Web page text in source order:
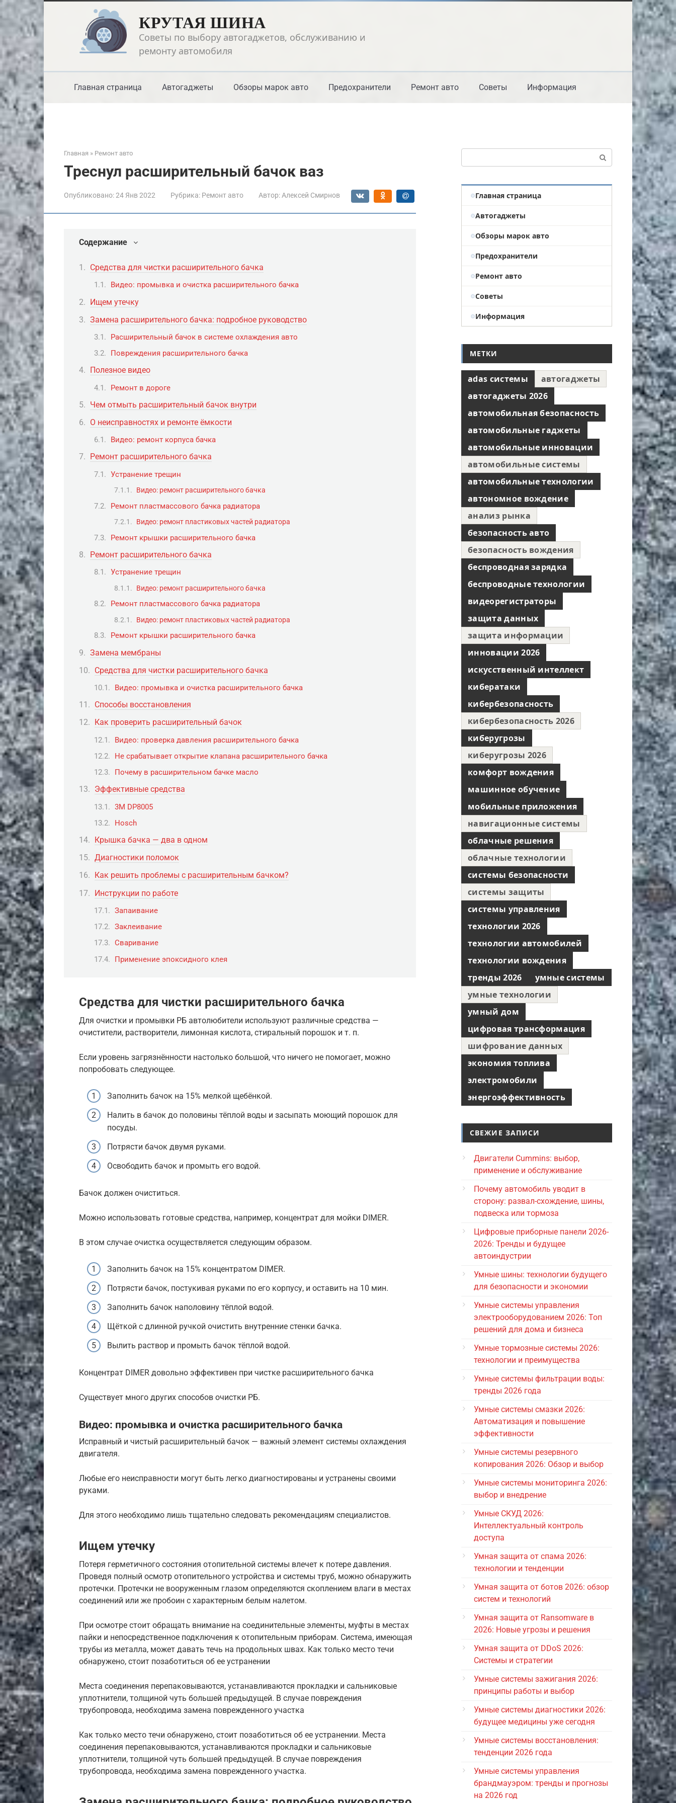
Перейти
к
контенту
КРУТАЯ ШИНА
Советы по выбору автогаджетов, обслуживанию и
ремонту автомобиля
Главная страница Автогаджеты Обзоры марок авто Предохранители Ремонт авто Советы Информация
Главная » Ремонт авто
Треснул расширительный бачок ваз
Опубликовано:24 Янв 2022 Рубрика: Ремонт авто Автор: Алексей Смирнов
Содержание
Средства для чистки расширительного бачка
Видео: промывка и очистка расширительного бачка
Ищем утечку
Замена расширительного бачка: подробное руководство
Расширительный бачок в системе охлаждения авто
Повреждения расширительного бачка
Полезное видео
Ремонт в дороге
Чем отмыть расширительный бачок внутри
О неисправностях и ремонте ёмкости
Видео: ремонт корпуса бачка
Ремонт расширительного бачка
Устранение трещин
Видео: ремонт расширительного бачка
Ремонт пластмассового бачка радиатора
Видео: ремонт пластиковых частей радиатора
Ремонт крышки расширительного бачка
Ремонт расширительного бачка
Устранение трещин
Видео: ремонт расширительного бачка
Ремонт пластмассового бачка радиатора
Видео: ремонт пластиковых частей радиатора
Ремонт крышки расширительного бачка
Замена мембраны
Средства для чистки расширительного бачка
Видео: промывка и очистка расширительного бачка
Способы восстановления
Как проверить расширительный бачок
Видео: проверка давления расширительного бачка
Не срабатывает открытие клапана расширительного бачка
Почему в расширительном бачке масло
Эффективные средства
3М DP8005
Hosch
Крышка бачка — два в одном
Диагностики поломок
Как решить проблемы с расширительным бачком?
Инструкции по работе
Запаивание
Заклеивание
Сваривание
Применение эпоксидного клея
Средства для чистки расширительного бачка
Для очистки и промывки РБ автолюбители используют различные средства —
очистители, растворители, лимонная кислота, стиральный порошок и т. п.
Если уровень загрязнённости настолько большой, что ничего не помогает, можно
попробовать следующее.
Заполнить бачок на 15% мелкой щебёнкой.
Налить в бачок до половины тёплой воды и засыпать моющий порошок для
посуды.
Потрясти бачок двумя руками.
Освободить бачок и промыть его водой.
Бачок должен очиститься.
Можно использовать готовые средства, например, концентрат для мойки DIMER.
В этом случае очистка осуществляется следующим образом.
Заполнить бачок на 15% концентратом DIMER.
Потрясти бачок, постукивая руками по его корпусу, и оставить на 10 мин.
Заполнить бачок наполовину тёплой водой.
Щёткой с длинной ручкой очистить внутренние стенки бачка.
Вылить раствор и промыть бачок тёплой водой.
Концентрат DIMER довольно эффективен при чистке расширительного бачка
Существует много других способов очистки РБ.
Видео: промывка и очистка расширительного бачка
Исправный и чистый расширительный бачок — важный элемент системы охлаждения
двигателя.
Любые его неисправности могут быть легко диагностированы и устранены своими
руками.
Для этого необходимо лишь тщательно следовать рекомендациям специалистов.
Ищем утечку
Потеря герметичного состояния отопительной системы влечет к потере давления.
Проведя полный осмотр отопительного устройства и системы труб, можно обнаружить
протечки. Протечки не вооруженным глазом определяются скоплением влаги в местах
соединений или же пробоин с характерным белым налетом.
При осмотре стоит обращать внимание на соединительные элементы, муфты в местах
пайки и непосредственное подключения к отопительным приборам. Система, имеющая
трубы из металла, может давать течь на продольных швах. Как только место течи
обнаружено, стоит позаботиться об ее устранении
Места соединения перепаковываются, устанавливаются прокладки и сальниковые
уплотнители, толщиной чуть большей предыдущей. В случае повреждения
трубопровода, необходима замена поврежденного участка
Как только место течи обнаружено, стоит позаботиться об ее устранении. Места
соединения перепаковываются, устанавливаются прокладки и сальниковые
уплотнители, толщиной чуть большей предыдущей. В случае повреждения
трубопровода, необходима замена поврежденного участка.
Главная страница
Автогаджеты
Обзоры марок авто
Предохранители
Ремонт авто
Советы
Информация
МЕТКИ
adas системы
автогаджеты
автогаджеты 2026
автомобильная безопасность
автомобильные гаджеты
автомобильные инновации
автомобильные системы
автомобильные технологии
автономное вождение
анализ рынка
безопасность авто
безопасность вождения
беспроводная зарядка
беспроводные технологии
видеорегистраторы
защита данных
защита информации
инновации 2026
искусственный интеллект
кибератаки
кибербезопасность
кибербезопасность 2026
киберугрозы
киберугрозы 2026
комфорт вождения
машинное обучение
мобильные приложения
навигационные системы
облачные решения
облачные технологии
системы безопасности
системы защиты
системы управления
технологии 2026
технологии автомобилей
технологии вождения
тренды 2026
умные системы
умные технологии
умный дом
цифровая трансформация
шифрование данных
экономия топлива
электромобили
энергоэффективность
СВЕЖИЕ ЗАПИСИ
Двигатели Cummins: выбор,
применение и обслуживание
Почему автомобиль уводит в
сторону: развал-схождение, шины,
подвеска или тормоза
Цифровые приборные панели 2026-
2026: Тренды и будущее
автоиндустрии
Умные шины: технологии будущего
для безопасности и экономии
Умные системы управления
электрооборудованием 2026: Топ
решений для дома и бизнеса
Умные тормозные системы 2026:
технологии и преимущества
Умные системы фильтрации воды:
тренды 2026 года
Умные системы смазки 2026:
Автоматизация и повышение
эффективности
Умные системы резервного
копирования 2026: Обзор и выбор
Умные системы мониторинга 2026:
выбор и внедрение
Умные СКУД 2026:
Интеллектуальный контроль
доступа
Умная защита от спама 2026:
технологии и тенденции
Умная защита от ботов 2026: обзор
систем и технологий
Умная защита от Ransomware в
2026: Новые угрозы и решения
Умная защита от DDoS 2026:
Системы и стратегии
Умные системы зажигания 2026:
принципы работы и выбор
Умные системы диагностики 2026:
будущее медицины уже сегодня
Умные системы восстановления:
тенденции 2026 года
Умные системы управления
брандмауэром: тренды и прогнозы
на 2026 год